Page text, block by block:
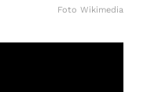
Foto Wikimedia